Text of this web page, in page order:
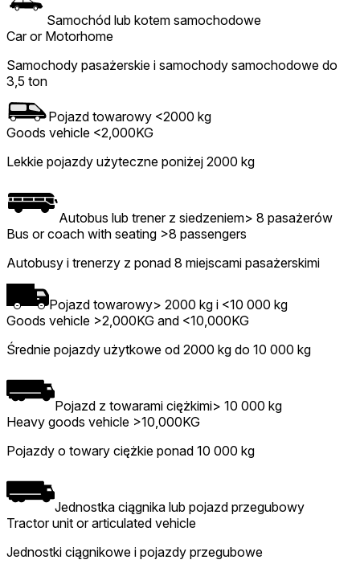
Samochód lub kotem samochodowe
Car or Motorhome
Samochody pasażerskie i samochody samochodowe do
3,5 ton
Pojazd towarowy <2000 kg
Goods vehicle <2,000KG
Lekkie pojazdy użyteczne poniżej 2000 kg
Autobus lub trener z siedzeniem> 8 pasażerów
Bus or coach with seating >8 passengers
Autobusy i trenerzy z ponad 8 miejscami pasażerskimi
Pojazd towarowy> 2000 kg i <10 000 kg
Goods vehicle >2,000KG and <10,000KG
Średnie pojazdy użytkowe od 2000 kg do 10 000 kg
Pojazd z towarami ciężkimi> 10 000 kg
Heavy goods vehicle >10,000KG
Pojazdy o towary ciężkie ponad 10 000 kg
Jednostka ciągnika lub pojazd przegubowy
Tractor unit or articulated vehicle
Jednostki ciągnikowe i pojazdy przegubowe